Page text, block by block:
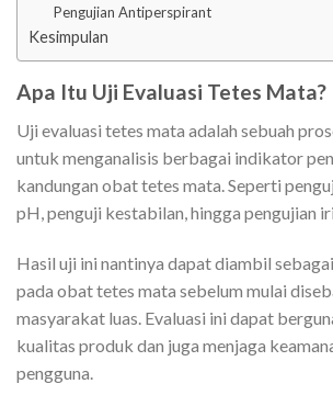
Pengujian Antiperspirant
Kesimpulan
Apa Itu Uji Evaluasi Tetes Mata?
Uji evaluasi tetes mata adalah sebuah
untuk menganalisis berbagai indikator
kandungan obat tetes mata. Seperti
pH, penguji kestabilan, hingga pengujian
Hasil uji ini nantinya dapat diambil
pada obat tetes mata sebelum mulai
masyarakat luas. Evaluasi ini dapat
kualitas produk dan juga menjaga
pengguna.